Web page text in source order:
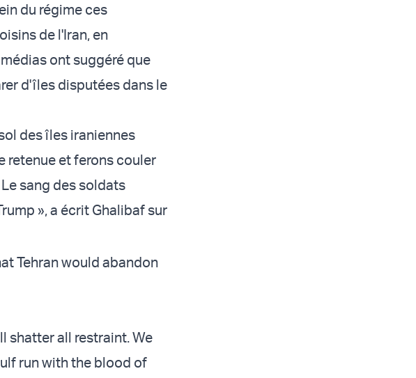
du régime ces
de l'Iran, en
ont suggéré que
d'îles disputées dans le
des îles iraniennes
retenue et ferons couler
sang des soldats
», a écrit Ghalibaf sur
Tehran would abandon
shatter all restraint. We
run with the blood of